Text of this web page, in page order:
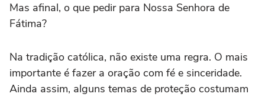
Mas afinal, o que pedir para Nossa Senhora de
Fátima?
Na tradição católica, não existe uma regra. O mais
importante é fazer a oração com fé e sinceridade.
Ainda assim, alguns temas de proteção costumam